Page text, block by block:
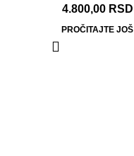
4.800,00 RSD
PROČITAJTE JOŠ